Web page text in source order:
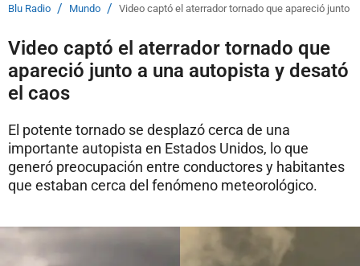
Blu Radio / Mundo / Video captó el aterrador tornado que apareció junto
Video captó el aterrador tornado que
apareció junto a una autopista y desató
el caos
El potente tornado se desplazó cerca de una
importante autopista en Estados Unidos, lo que
generó preocupación entre conductores y habitantes
que estaban cerca del fenómeno meteorológico.